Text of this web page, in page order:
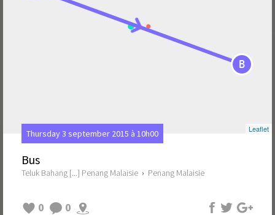
B
Leaflet
Thursday 3 september 2015 à 10h00
Bus
Teluk Bahang [...] Penang Malaisie › Penang Malaisie
0 0